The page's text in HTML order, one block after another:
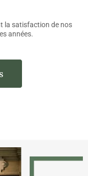
la satisfaction de nos
années.